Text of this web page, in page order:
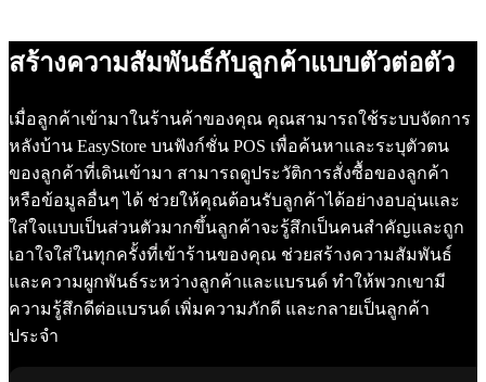
สร้างความสัมพันธ์กับลูกค้าแบบตัวต่อตัว
เมื่อลูกค้าเข้ามาในร้านค้าของคุณ คุณสามารถใช้ระบบจัดการ
หลังบ้าน EasyStore บนฟังก์ชั่น POS เพื่อค้นหาและระบุตัวตน
ของลูกค้าที่เดินเข้ามา สามารถดูประวัติการสั่งซื้อของลูกค้า
หรือข้อมูลอื่นๆ ได้ ช่วยให้คุณต้อนรับลูกค้าได้อย่างอบอุ่นและ
ใส่ใจแบบเป็นส่วนตัวมากขึ้นลูกค้าจะรู้สึกเป็นคนสำคัญและถูก
เอาใจใส่ในทุกครั้งที่เข้าร้านของคุณ ช่วยสร้างความสัมพันธ์
และความผูกพันธ์ระหว่างลูกค้าและแบรนด์ ทำให้พวกเขามี
ความรู้สึกดีต่อแบรนด์ เพิ่มความภักดี และกลายเป็นลูกค้า
ประจำ